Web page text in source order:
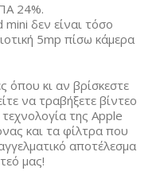
24%.
δεν είναι τόσο
5mp πίσω κάμερα
όπου κι αν βρίσκεστε
να τραβήξετε βίντεο
της Apple
και τα φίλτρα που
αποτέλεσμα
μας!